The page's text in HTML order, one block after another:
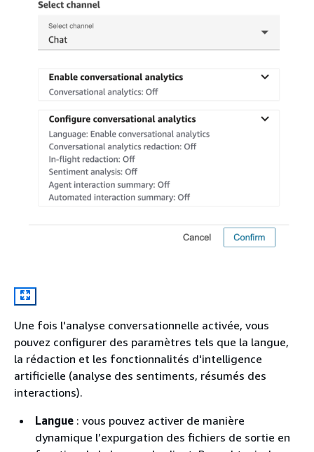
Une fois l'analyse conversationnelle activée, vous
pouvez configurer des paramètres tels que la langue,
la rédaction et les fonctionnalités d'intelligence
artificielle (analyse des sentiments, résumés des
interactions).
Langue : vous pouvez activer de manière
dynamique l’expurgation des fichiers de sortie en